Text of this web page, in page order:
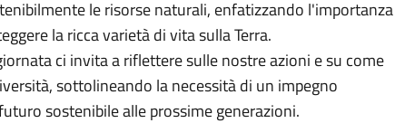
le risorse naturali, enfatizzando l'importanza
la ricca varietà di vita sulla Terra.
ci invita a riflettere sulle nostre azioni e su come
sottolineando la necessità di un impegno
sostenibile alle prossime generazioni.